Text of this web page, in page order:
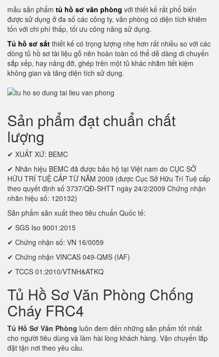
mẫu sản phẩm tủ hồ sơ văn phòng với thiết kế rất phổ biến
được sử dụng ở đa số các công ty, văn phòng có diện tích khiêm
tốn với chi phí thấp, tối ưu công năng sử dụng.
Tủ hồ sơ sắt thiết kế có trọng lượng nhẹ hơn rất nhiều so với các
dòng tủ hồ sơ tài liệu gỗ nên hoàn toàn có thể dễ dàng di chuyển
sắp xếp, hay nâng đỡ, ghép trên một tủ khác nhằm tiết kiệm
không gian và tăng diện tích sử dụng.
Sản phẩm đạt chuẩn chất
lượng
✔ XUẤT XỨ: BEMC
✔ Nhãn hiệu BEMC đã được bảo hộ tại Việt nam do CỤC SỞ
HỮU TRÍ TUỆ CẤP TỪ NĂM 2009 (được Cục Sở Hữu Trí Tuệ cấp
theo quyết định số 3737/QĐ-SHTT ngày 24/2/2009 Chứng nhận
nhãn hiệu số: 120132)
Sản phẩm sản xuất theo tiêu chuẩn Quốc tế:
✔ SGS Iso 9001:2015
✔ Chứng nhận số: VN 16/0059
✔ Chứng nhận VINCAS 049-QMS (IAF)
✔ TCCS 01:2010/VTNH&ATKQ
Tủ Hồ Sơ Văn Phòng Chống
Cháy FRC4
Tủ Hồ Sơ Văn Phòng luôn đem đến những sản phẩm tốt nhất
cho người tiêu dùng và làm hài lòng khách hàng. Vận chuyển lắp
đặt tận nơi theo yêu cầu.